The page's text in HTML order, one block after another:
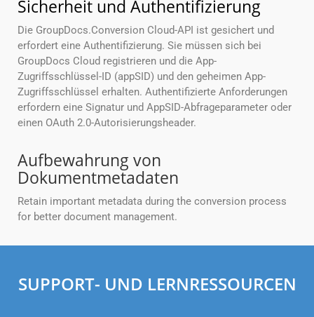
Sicherheit und Authentifizierung
Die GroupDocs.Conversion Cloud-API ist gesichert und
erfordert eine Authentifizierung. Sie müssen sich bei
GroupDocs Cloud registrieren und die App-
Zugriffsschlüssel-ID (appSID) und den geheimen App-
Zugriffsschlüssel erhalten. Authentifizierte Anforderungen
erfordern eine Signatur und AppSID-Abfrageparameter oder
einen OAuth 2.0-Autorisierungsheader.
Aufbewahrung von
Dokumentmetadaten
Retain important metadata during the conversion process
for better document management.
SUPPORT- UND LERNRESSOURCEN